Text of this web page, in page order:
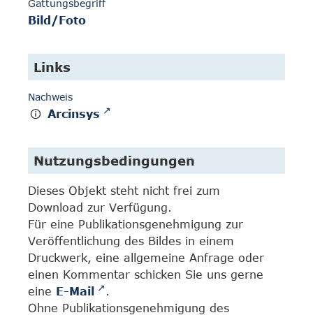
Gattungsbegriff
Bild/Foto
Links
Nachweis
Arcinsys
Nutzungsbedingungen
Dieses Objekt steht nicht frei zum
Download zur Verfügung.
Für eine Publikationsgenehmigung zur
Veröffentlichung des Bildes in einem
Druckwerk, eine allgemeine Anfrage oder
einen Kommentar schicken Sie uns gerne
eine E-Mail
.
Ohne Publikationsgenehmigung des